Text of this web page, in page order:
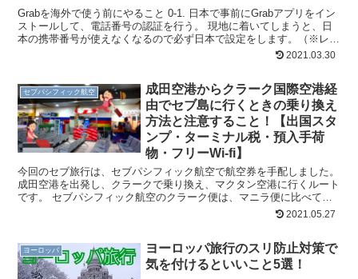
Grabを海外で使う前にやること 0-1. 日本で事前にGrabアプリをイン
ストールして、電話番号の認証を行う。 現地に着いてしまうと、日
本の携帯番号が使えなくなるので必ず日本で設定をします。（※レン
2021.03.30
セブパシフィック航空
成田空港からクラーク国際空港経
由でセブ島に行くときの乗り換え
方法と注意すること！【出国スタ
ンプ・ターミナル税・預入手荷
物・フリーWi-fi】
今回のセブ旅行は、セブパシフィック航空で航空券を手配しました。
成田空港を出発し、クラークで乗り換え、マクタン空港に行くルート
です。 セブパシフィック航空のクラーク便は、マニラ便に比べて安
いのが特徴です。 （※残席、時期、タイミングによって上...2021.05.27
ヨーロッパ
ヨーロッパ旅行のスリ防止対策で
気を付けるといいこと5選！